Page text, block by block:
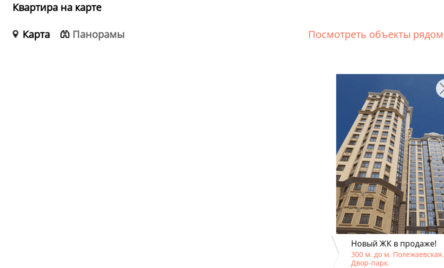
Квартира на карте
Карта
Панорамы Посмотреть объекты рядом
Новый ЖК в продаже!
300 м. до м. Полежаевская.
Двор-парк.